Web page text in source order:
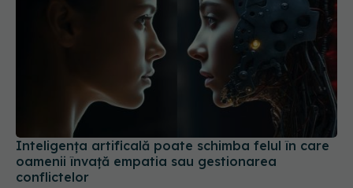
Inteligența artificală poate schimba felul în care
oamenii învață empatia sau gestionarea
conflictelor